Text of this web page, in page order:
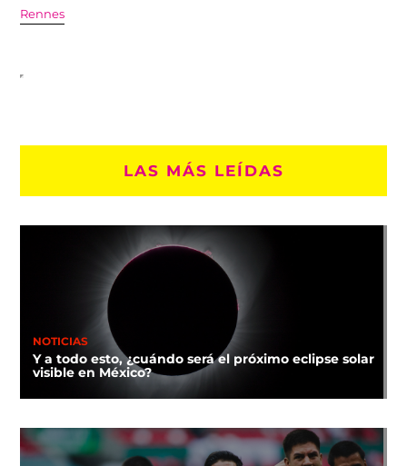
Rennes
LAS MÁS LEÍDAS
NOTICIAS
Y a todo esto, ¿cuándo será el próximo eclipse solar
visible en México?